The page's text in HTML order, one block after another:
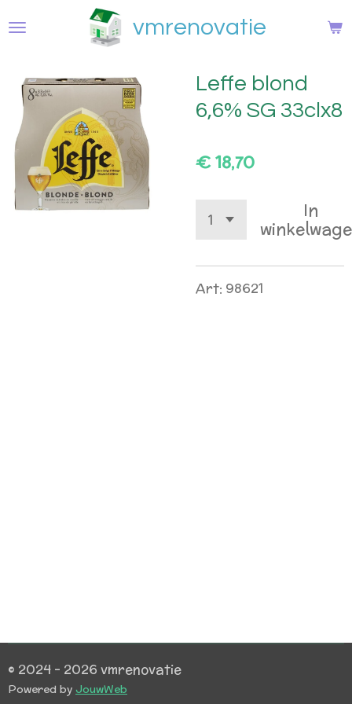
direct
hoofdinhoud
vmrenovatie
Leffe blond
6,6% SG 33clx8
€ 18,70
In
Art: 98621
© 2024 - 2026 vmrenovatie
Powered by JouwWeb